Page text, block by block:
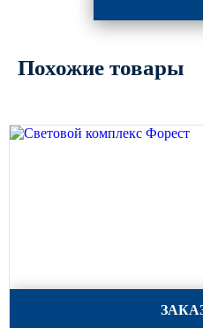
Уличные фонари 1
Антивандальные
ЗАКЛАДНЫЕ ДЕТАЛИ
Похожие товары